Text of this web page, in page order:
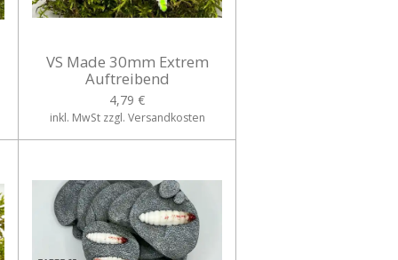
VS Made 30mm Extrem
Auftreibend
4,79 €
inkl. MwSt zzgl. Versandkosten